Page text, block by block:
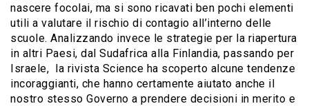
nascere focolai, ma si sono ricavati ben pochi elementi
utili a valutare il rischio di contagio all’interno delle
scuole. Analizzando invece le strategie per la riapertura
in altri Paesi, dal Sudafrica alla Finlandia, passando per
Israele, la rivista Science ha scoperto alcune tendenze
incoraggianti, che hanno certamente aiutato anche il
nostro stesso Governo a prendere decisioni in merito e